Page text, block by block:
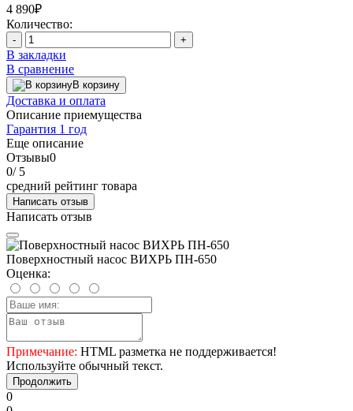
4 890₽
Количество:
- +
В закладки
В сравнение
В корзину
Доставка и оплата
Описание приемущества
Гарантия 1 год
Еще описание
Отзывы0
0/ 5
средний рейтинг товара
Написать отзыв
Написать отзыв
Поверхностный насос ВИХРЬ ПН-650
Оценка:
Примечание: HTML разметка не поддерживается!
Используйте обычный текст.
Продолжить
0